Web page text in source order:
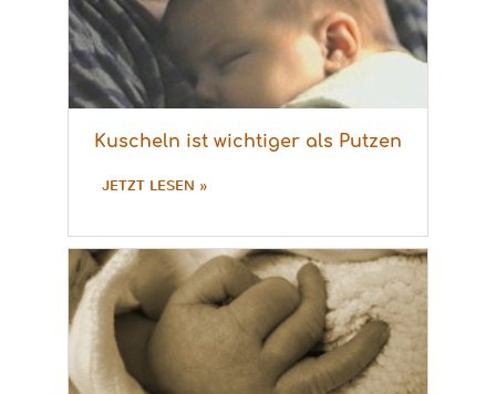
Kuscheln ist wichtiger als Putzen
JETZT LESEN »